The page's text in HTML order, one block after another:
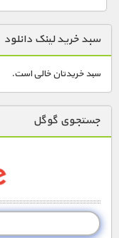
سبد خرید لینک دانلود
سبد خریدتان خالی است.
جستجوی گوگل